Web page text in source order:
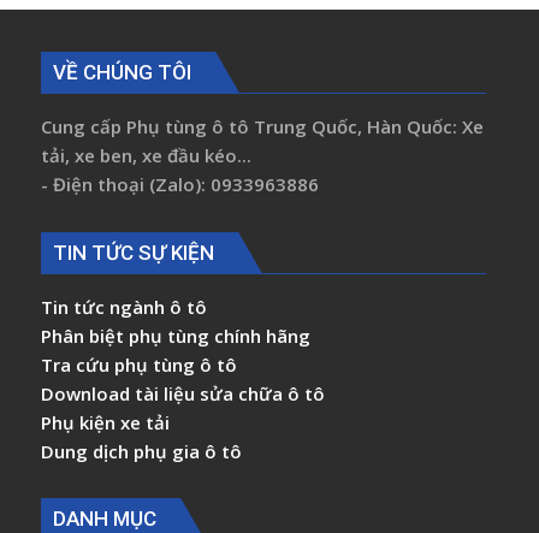
VỀ CHÚNG TÔI
Cung cấp Phụ tùng ô tô Trung Quốc, Hàn Quốc: Xe
tải, xe ben, xe đầu kéo...
- Điện thoại (Zalo): 0933963886
TIN TỨC SỰ KIỆN
Tin tức ngành ô tô
Phân biệt phụ tùng chính hãng
Tra cứu phụ tùng ô tô
Download tài liệu sửa chữa ô tô
Phụ kiện xe tải
Dung dịch phụ gia ô tô
DANH MỤC